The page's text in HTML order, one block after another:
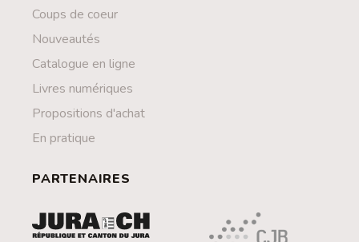
Coups de coeur
Nouveautés
Catalogue en ligne
Livres numériques
Propositions d'achat
En pratique
PARTENAIRES